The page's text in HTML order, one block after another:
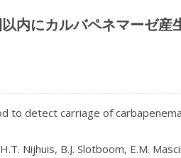
内にカルバペネマーゼ
to detect carriage of
Nijhuis, B.J. Slotboom, E.M.